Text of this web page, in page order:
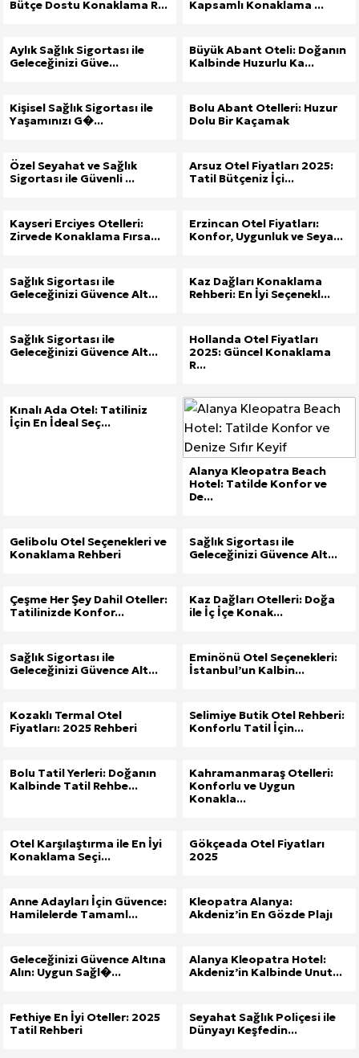
Bütçe Dostu Konaklama R... Kapsamlı Konaklama ...
Aylık Sağlık Sigortası ile
Geleceğinizi Güve...
Büyük Abant Oteli: Doğanın
Kalbinde Huzurlu Ka...
Kişisel Sağlık Sigortası ile
Yaşamınızı G�...
Bolu Abant Otelleri: Huzur
Dolu Bir Kaçamak
Özel Seyahat ve Sağlık
Sigortası ile Güvenli ...
Arsuz Otel Fiyatları 2025:
Tatil Bütçeniz İçi...
Kayseri Erciyes Otelleri:
Zirvede Konaklama Fırsa...
Erzincan Otel Fiyatları:
Konfor, Uygunluk ve Seya...
Sağlık Sigortası ile
Geleceğinizi Güvence Alt...
Kaz Dağları Konaklama
Rehberi: En İyi Seçenekl...
Sağlık Sigortası ile
Geleceğinizi Güvence Alt...
Hollanda Otel Fiyatları
2025: Güncel Konaklama
R...
Kınalı Ada Otel: Tatiliniz
İçin En İdeal Seç...
Alanya Kleopatra Beach
Hotel: Tatilde Konfor ve
De...
Gelibolu Otel Seçenekleri ve
Konaklama Rehberi
Sağlık Sigortası ile
Geleceğinizi Güvence Alt...
Çeşme Her Şey Dahil Oteller:
Tatilinizde Konfor...
Kaz Dağları Otelleri: Doğa
ile İç İçe Konak...
Sağlık Sigortası ile
Geleceğinizi Güvence Alt...
Eminönü Otel Seçenekleri:
İstanbul’un Kalbin...
Kozaklı Termal Otel
Fiyatları: 2025 Rehberi
Selimiye Butik Otel Rehberi:
Konforlu Tatil İçin...
Bolu Tatil Yerleri: Doğanın
Kalbinde Tatil Rehbe...
Kahramanmaraş Otelleri:
Konforlu ve Uygun
Konakla...
Otel Karşılaştırma ile En İyi
Konaklama Seçi...
Gökçeada Otel Fiyatları
2025
Anne Adayları İçin Güvence:
Hamilelerde Tamaml...
Kleopatra Alanya:
Akdeniz’in En Gözde Plajı
Geleceğinizi Güvence Altına
Alın: Uygun Sağl�...
Alanya Kleopatra Hotel:
Akdeniz’in Kalbinde Unut...
Fethiye En İyi Oteller: 2025
Tatil Rehberi
Seyahat Sağlık Poliçesi ile
Dünyayı Keşfedin...